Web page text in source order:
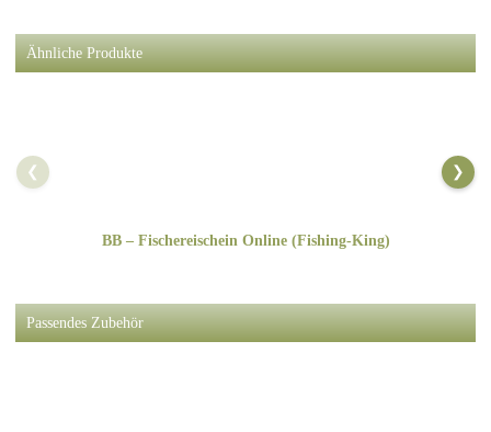
und persönliche Geschichten von Angelreisen mit Dachzelt.
Ähnliche Produkte
❮ ❯
BB – Fischereischein Online (Fishing-King)
Passendes Zubehör